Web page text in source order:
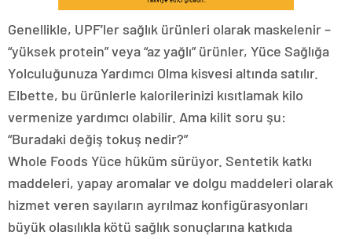
Genellikle, UPF’ler sağlık ürünleri olarak maskelenir –
“yüksek protein” veya “az yağlı” ürünler, Yüce Sağlığa
Yolculuğunuza Yardımcı Olma kisvesi altında satılır.
Elbette, bu ürünlerle kalorilerinizi kısıtlamak kilo
vermenize yardımcı olabilir. Ama kilit soru şu:
“Buradaki değiş tokuş nedir?”
Whole Foods Yüce hüküm sürüyor. Sentetik katkı
maddeleri, yapay aromalar ve dolgu maddeleri olarak
hizmet veren sayıların ayrılmaz konfigürasyonları
büyük olasılıkla kötü sağlık sonuçlarına katkıda